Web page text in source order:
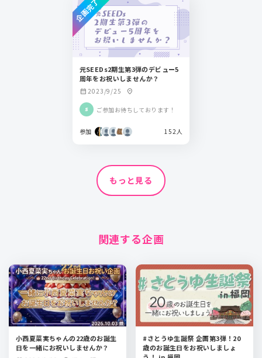
元SEEDs2期生第3弾のデビュー5
周年をお祝いしませんか？
calendar_month 2023/9/25 location_on
ご参加お待ちしております！
参加 152人
企画完了
もっと見る
関連する企画
小西夏菜実ちゃんの22歳のお誕生
日を一緒にお祝いしませんか？
#さとうゆ生誕祭 企画第3弾！20
歳のお誕生日をお祝いしましょ